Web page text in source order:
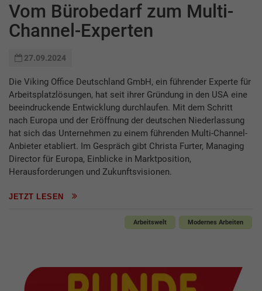
Vom Bürobedarf zum Multi-
Channel-Experten
27.09.2024
Die Viking Office Deutschland GmbH, ein führender Experte für
Arbeitsplatz­lösungen, hat seit ihrer Gründung in den USA eine
beeindruckende Entwicklung durchlaufen. Mit dem Schritt
nach Europa und der Eröffnung der deutschen Niederlassung
hat sich das Unternehmen zu einem führenden Multi-Channel-
Anbieter etabliert. Im Gespräch gibt Christa Furter, Managing
Director für Europa, Einblicke in Marktposition,
Herausforderungen und Zukunftsvisionen.
JETZT LESEN
Arbeitswelt Modernes Arbeiten